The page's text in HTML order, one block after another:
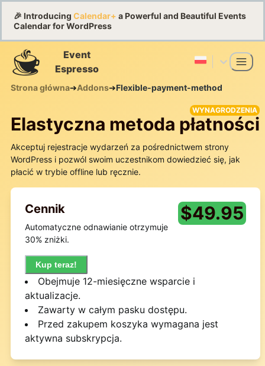
🎉 Introducing Calendar+ a Powerful and Beautiful Events
Calendar for WordPress
Event
Espresso
Strona główna➔Addons➔Flexible-payment-method
Elastyczna metoda płatności
WYNAGRODZENIA
Akceptuj rejestracje wydarzeń za pośrednictwem strony
WordPress i pozwól swoim uczestnikom dowiedzieć się, jak
płacić w trybie offline lub ręcznie.
Cennik
Automatyczne odnawianie otrzymuje
30% zniżki.
Kup teraz!
$49.95
Obejmuje 12-miesięczne wsparcie i
aktualizacje.
Zawarty w całym pasku dostępu.
Przed zakupem koszyka wymagana jest
aktywna subskrypcja.